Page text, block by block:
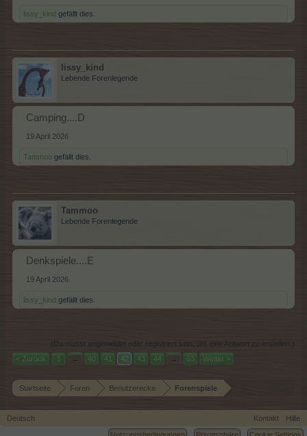
lissy_kind gefällt dies.
lissy_kind
Lebende Forenlegende
Camping....D
19 April 2026
Tammoo gefällt dies.
Tammoo
Lebende Forenlegende
Denkspiele....E
19 April 2026
lissy_kind gefällt dies.
(Du musst angemeldet oder registriert sein, um eine Antwort zu erstellen.)
< Zurück
1 ← 40 41 42 43 44 → 63 Weiter >
Startseite Foren Benutzerecke Forenspiele
Deutsch Kontakt
Hilfe